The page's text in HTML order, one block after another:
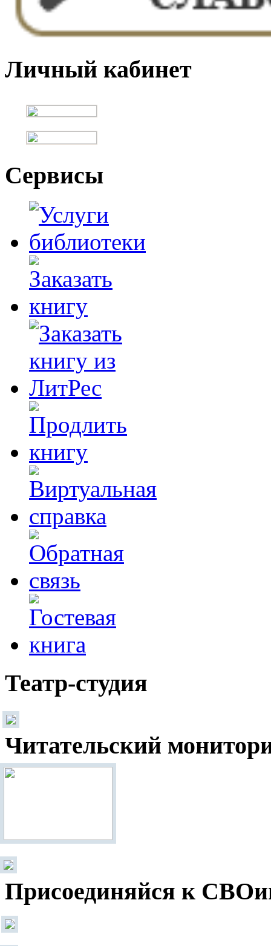
Личный кабинет
Сервисы
Театр-студия
Читательский
Присоединяйся к